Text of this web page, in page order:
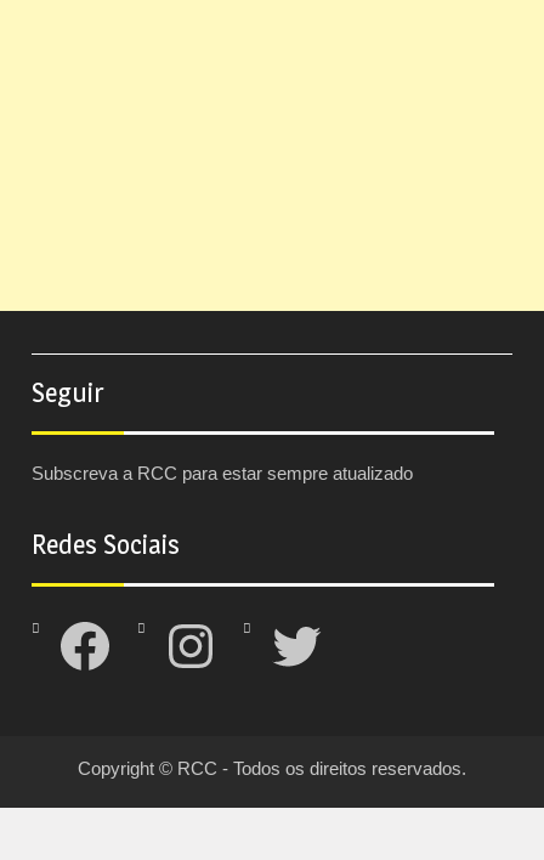
Seguir
Subscreva a RCC para estar sempre atualizado
Redes Sociais
Facebook Instagram Twitter
Copyright © RCC - Todos os direitos reservados.